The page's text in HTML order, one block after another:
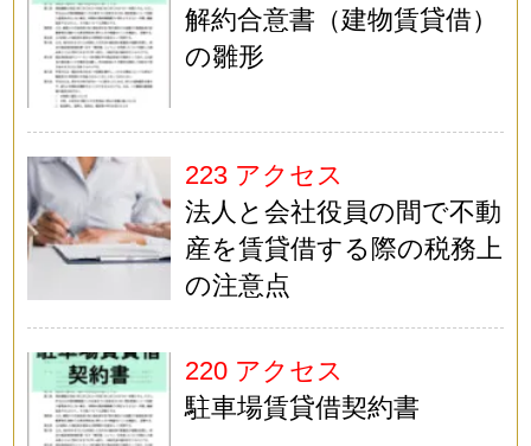
解約合意書（建物賃貸借）
の雛形
223 アクセス
法人と会社役員の間で不動
産を賃貸借する際の税務上
の注意点
220 アクセス
駐車場賃貸借契約書